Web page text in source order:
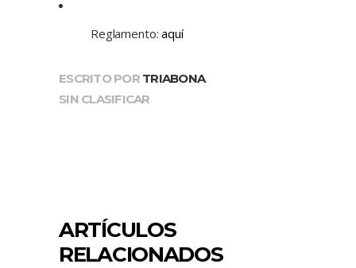
Reglamento:aquí
ESCRITO POR TRIABONA
SIN CLASIFICAR
ARTÍCULOS
RELACIONADOS